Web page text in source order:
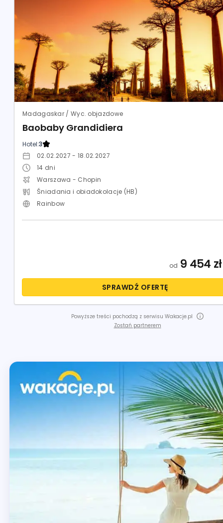
Madagaskar / Wyc. objazdowe
Baobaby Grandidiera
Hotel:3
02.02.2027 - 18.02.2027
14 dni
Warszawa - Chopin
Śniadania i obiadokolacje (HB)
Rainbow
od 9 454 zł
SPRAWDŹ OFERTĘ
Powyższe treści pochodzą z serwisu Wakacje.pl
Zostań partnerem